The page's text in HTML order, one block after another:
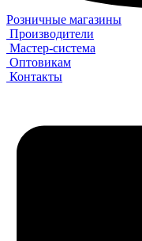
Розничные магазины
Производители
Мастер-система
Оптовикам
Контакты